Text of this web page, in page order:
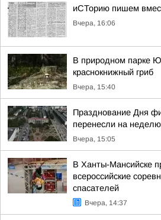
иСТорию пишем
Вчера, 16:06
В природном парке
краснокнижный гриб
Вчера, 15:40
Празднование Дня
перенесли на неделю
Вчера, 15:05
В Ханты-Мансийске
всероссийские
спасателей
Вчера, 14:37